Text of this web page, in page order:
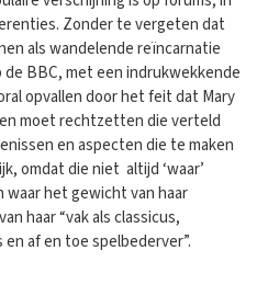
Zonder te vergeten dat
als wandelende reïncarnatie
de BBC, met een indrukwekkende
opvallen door het feit dat Mary
moet rechtzetten die verteld
en aspecten die te maken
omdat die niet altijd ‘waar’
waar het gewicht van haar
haar “vak als classicus,
af en toe spelbederver”.